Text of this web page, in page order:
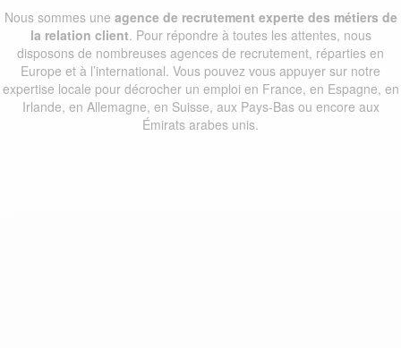
Nous sommes une agence de recrutement experte des métiers de
la relation client. Pour répondre à toutes les attentes, nous
disposons de nombreuses agences de recrutement, réparties en
Europe et à l’international. Vous pouvez vous appuyer sur notre
expertise locale pour décrocher un emploi en France, en Espagne, en
Irlande, en Allemagne, en Suisse, aux Pays-Bas ou encore aux
Émirats arabes unis.